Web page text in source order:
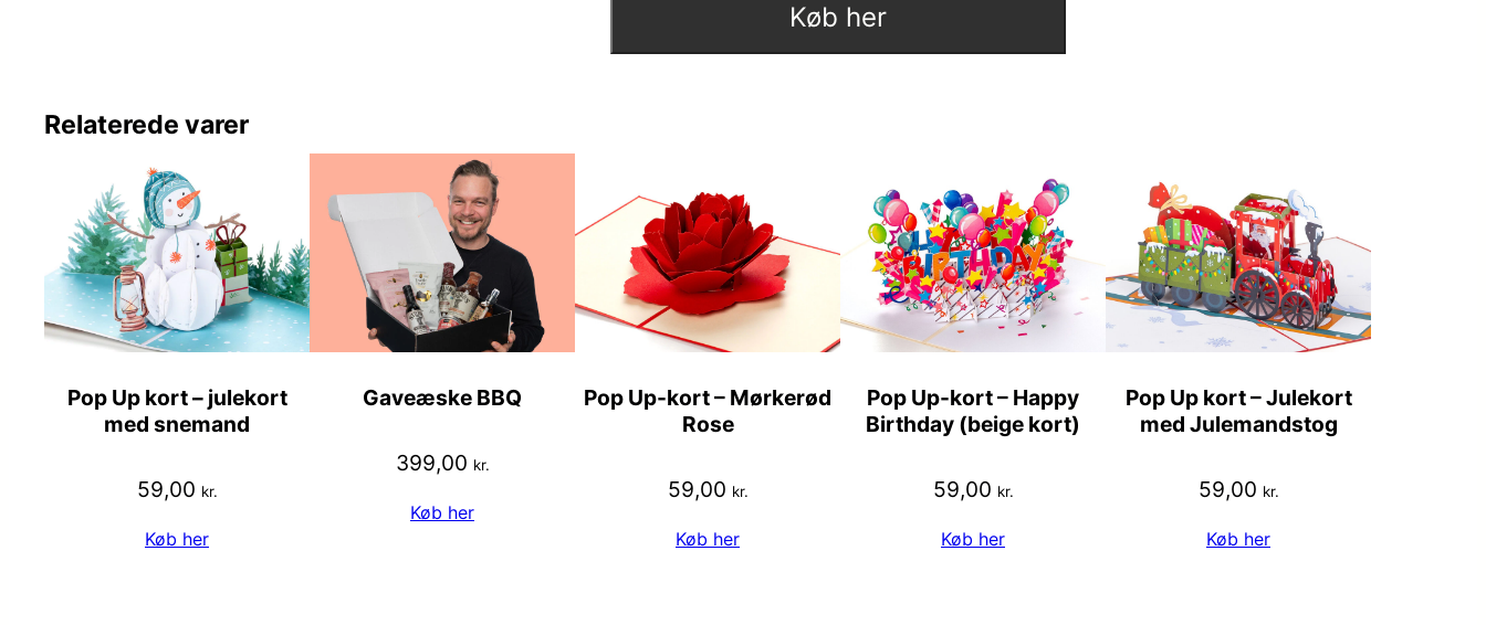
Køb her
Relaterede varer
Pop Up kort – julekort
med snemand
59,00 kr.
Køb her
Gaveæske BBQ
399,00 kr.
Køb her
Pop Up-kort – Mørkerød
Rose
59,00 kr.
Køb her
Pop Up-kort – Happy
Birthday (beige kort)
59,00 kr.
Køb her
Pop Up kort – Julekort
med Julemandstog
59,00 kr.
Køb her